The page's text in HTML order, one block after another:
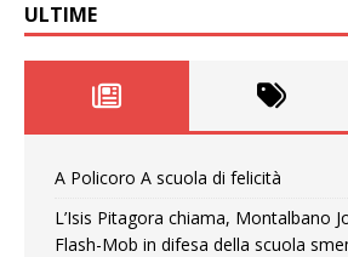
ULTIME
A Policoro A scuola di felicità
L’Isis Pitagora chiama, Montalbano
Flash-Mob in difesa della scuola